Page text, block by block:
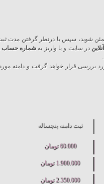
شوید، سپس با درنظر گرفتن مدت ثبت
در سایت و یا واریز به شماره حساب
درخواست شما در اسرع وقت طی 24 ساعت مورد بررسی قرار خواهد گرفت و
ثبت دامنه پنجساله
60.000 تومان
1.900.000 تومان
2.350.000 تومان